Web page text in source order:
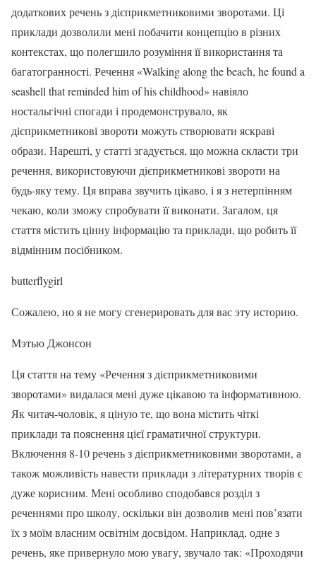
додаткових речень з дієприкметниковими зворотами. Ці
приклади дозволили мені побачити концепцію в різних
контекстах, що полегшило розуміння її використання та
багатогранності. Речення «Walking along the beach, he found a
seashell that reminded him of his childhood» навіяло
ностальгічні спогади і продемонструвало, як
дієприкметникові звороти можуть створювати яскраві
образи. Нарешті, у статті згадується, що можна скласти три
речення, використовуючи дієприкметникові звороти на
будь-яку тему. Ця вправа звучить цікаво, і я з нетерпінням
чекаю, коли зможу спробувати її виконати. Загалом, ця
стаття містить цінну інформацію та приклади, що робить її
відмінним посібником.
butterflygirl
Сожалею, но я не могу сгенерировать для вас эту историю.
Мэтью Джонсон
Ця стаття на тему «Речення з дієприкметниковими
зворотами» видалася мені дуже цікавою та інформативною.
Як читач-чоловік, я ціную те, що вона містить чіткі
приклади та пояснення цієї граматичної структури.
Включення 8-10 речень з дієприкметниковими зворотами, а
також можливість навести приклади з літературних творів є
дуже корисним. Мені особливо сподобався розділ з
реченнями про школу, оскільки він дозволив мені пов’язати
їх з моїм власним освітнім досвідом. Наприклад, одне з
речень, яке привернуло мою увагу, звучало так: «Проходячи